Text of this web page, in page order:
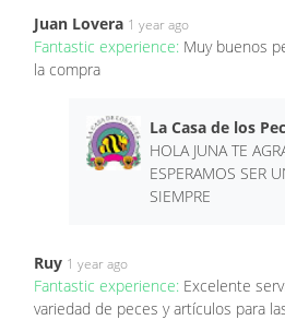
Juan Lovera 1 year ago
Fantastic experience: Muy buenos
la compra
La Casa de los
HOLA JUNA TE
ESPERAMOS SER
SIEMPRE
Ruy 1 year ago
Fantastic experience: Excelente
variedad de peces y artículos para